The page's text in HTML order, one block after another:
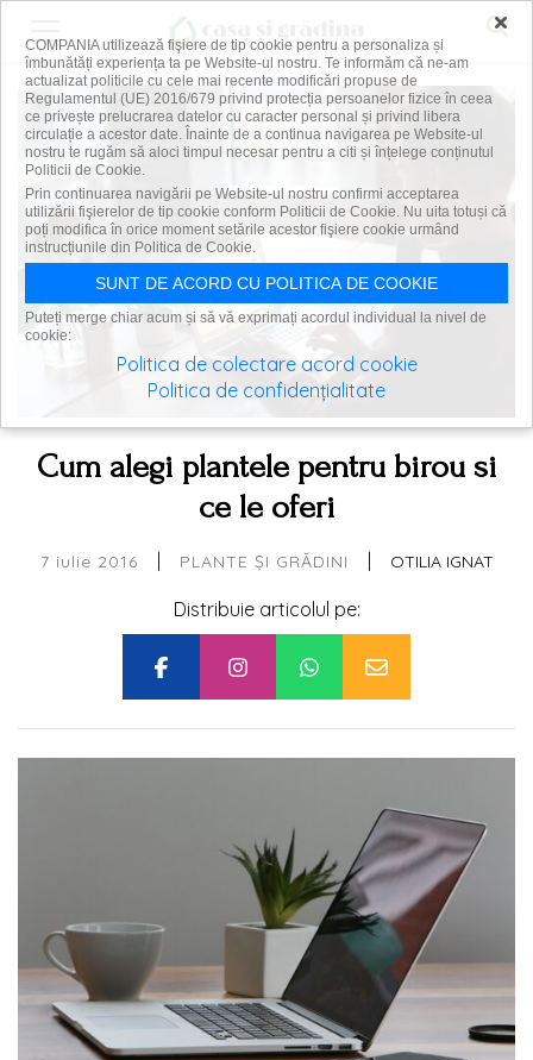
Cum alegi plantele pentru birou si
ce le oferi
7 iulie 2016 PLANTE ȘI GRĂDINI OTILIA IGNAT
Distribuie articolul pe:
×
COMPANIA utilizează fişiere de tip cookie pentru a personaliza și
îmbunătăți experiența ta pe Website-ul nostru. Te informăm că ne-am
actualizat politicile cu cele mai recente modificări propuse de
Regulamentul (UE) 2016/679 privind protecția persoanelor fizice în ceea
ce privește prelucrarea datelor cu caracter personal și privind libera
circulație a acestor date. Înainte de a continua navigarea pe Website-ul
nostru te rugăm să aloci timpul necesar pentru a citi și înțelege conținutul
Politicii de Cookie.
Prin continuarea navigării pe Website-ul nostru confirmi acceptarea
utilizării fişierelor de tip cookie conform Politicii de Cookie. Nu uita totuși că
poți modifica în orice moment setările acestor fişiere cookie urmând
instrucțiunile din Politica de Cookie.
SUNT DE ACORD CU POLITICA DE COOKIE
Puteți merge chiar acum și să vă exprimați acordul individual la nivel de
cookie:
Politica de colectare acord cookie
Politica de confidențialitate